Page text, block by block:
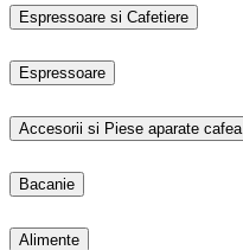
Espressoare si Cafetiere
Espressoare
Accesorii si Piese aparate cafea
Bacanie
Alimente